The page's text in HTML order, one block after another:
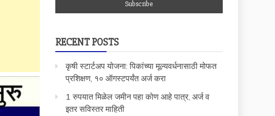
RECENT POSTS
कृषी स्टार्टअप योजना: पिकांच्या मूल्यवर्धनासाठी मोफत
प्रशिक्षण, १० ऑगस्टपर्यंत अर्ज करा
1 रुपयात मिळेल जमीन पहा कोण आहे पात्र, अर्ज व
इतर सविस्तर माहिती